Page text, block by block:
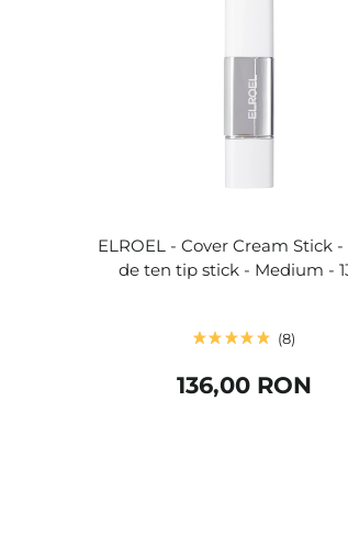
ELROEL - Cover Cream Stick
de ten tip stick - Medium -
8
136,00 RON